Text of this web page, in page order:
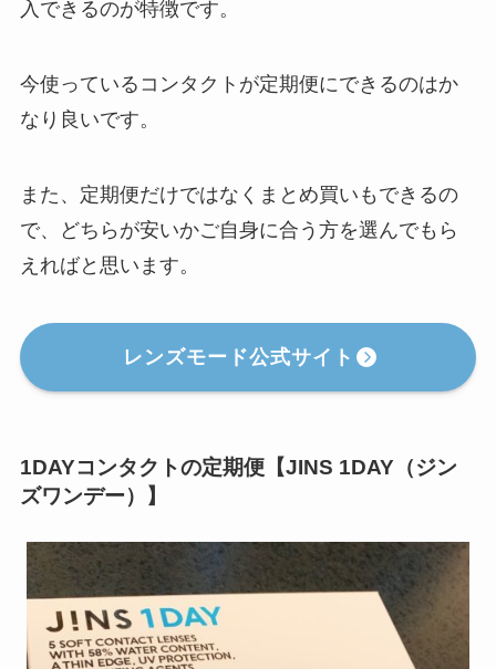
入できるのが特徴です。
今使っているコンタクトが定期便にできるのはか
なり良いです。
また、定期便だけではなくまとめ買いもできるの
で、どちらが安いかご自身に合う方を選んでもら
えればと思います。
レンズモード公式サイト
1DAYコンタクトの定期便【JINS 1DAY（ジン
ズワンデー）】